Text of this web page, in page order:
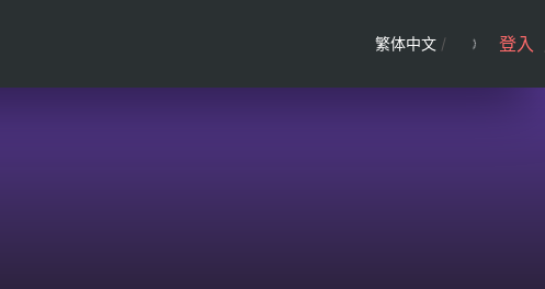
繁体中文 / 登入